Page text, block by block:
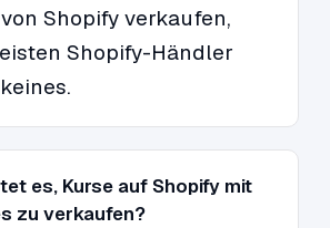
Shopify verkaufen,
Shopify-Händler
es, Kurse auf Shopify mit
zu verkaufen?